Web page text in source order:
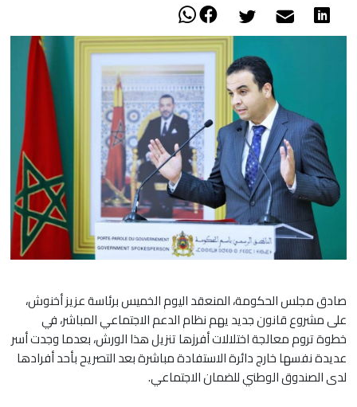
صادق مجلس الحكومة، المنعقد اليوم الخميس برئاسة عزيز أخنوش،
على مشروع قانون جديد يهم نظام الدعم الاجتماعي المباشر، في
خطوة تروم معالجة اختلالات أفرزها تنزيل هذا الورش، بعدما وجدت أسر
عديدة نفسها خارج دائرة الاستفادة مباشرة بعد التصريح بأحد أفرادها
لدى الصندوق الوطني للضمان الاجتماعي.